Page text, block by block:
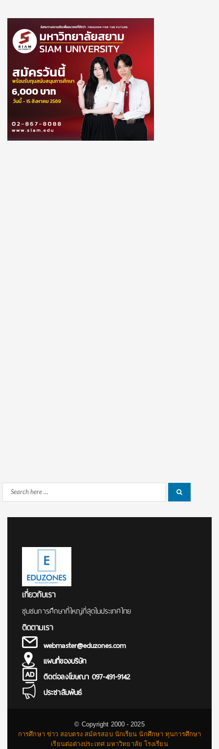
Search
เกี่ยวกับเรา
ชุมชนการศึกษาที่ใหญ่ที่สุดในประเทศไทย
ติดตามเรา
webmaster@eduzones.com
แผนที่ของบริษัท
ติดต่อลงโฆษณา 097-491-9142
ประชาสัมพันธ์
© Copyright 2000 - 2025
การศึกษา ข่าว สอบตรง สมัครสอบ นักเรียน นักศึกษา ทุนการศึกษา
เรียนต่อต่างประเทศ มหาวิทยาลัย โรงเรียน